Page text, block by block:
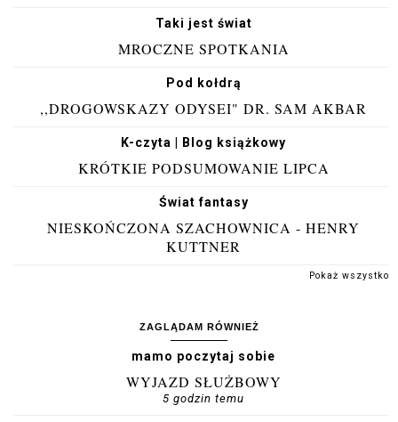
Taki jest świat
MROCZNE SPOTKANIA
Pod kołdrą
,,DROGOWSKAZY ODYSEI" DR. SAM AKBAR
K-czyta | Blog książkowy
KRÓTKIE PODSUMOWANIE LIPCA
Świat fantasy
NIESKOŃCZONA SZACHOWNICA - HENRY
KUTTNER
Pokaż wszystko
ZAGLĄDAM RÓWNIEŻ
mamo poczytaj sobie
WYJAZD SŁUŻBOWY
5 godzin temu